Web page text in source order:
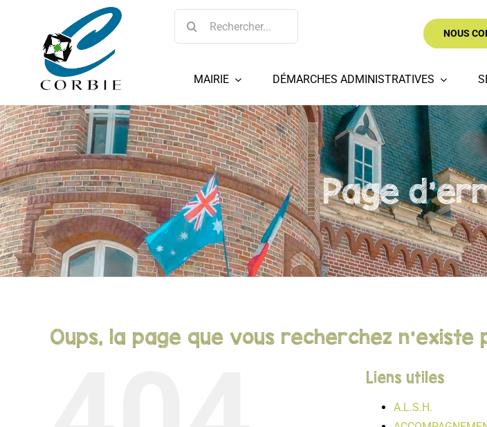
Rechercher:
NOUS
MAIRIE DÉMARCHES ADMINISTRATIVES
Page
Oups, la page que vous recherchez n'existe
Liens utiles
A.L.S.H.